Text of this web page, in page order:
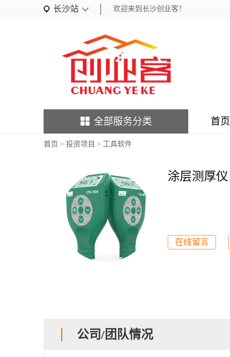
长沙站 欢迎来到长沙创业客！
全部服务分类 首页
首页 > 投资项目 > 工具软件
涂层测厚仪
在线留言
公司/团队情况